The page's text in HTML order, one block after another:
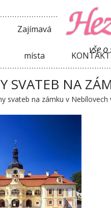
Zajímavá
místa KONTAKT
SVATEB NA
svateb na zámku v Nebílovech